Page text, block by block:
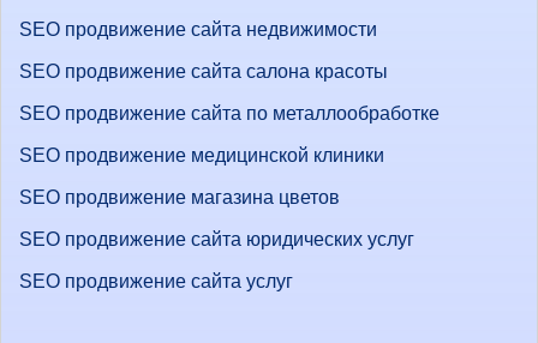
SEO продвижение сайта недвижимости
SEO продвижение сайта салона красоты
SEO продвижение сайта по металлообработке
SEO продвижение медицинской клиники
SEO продвижение магазина цветов
SEO продвижение сайта юридических услуг
SEO продвижение сайта услуг